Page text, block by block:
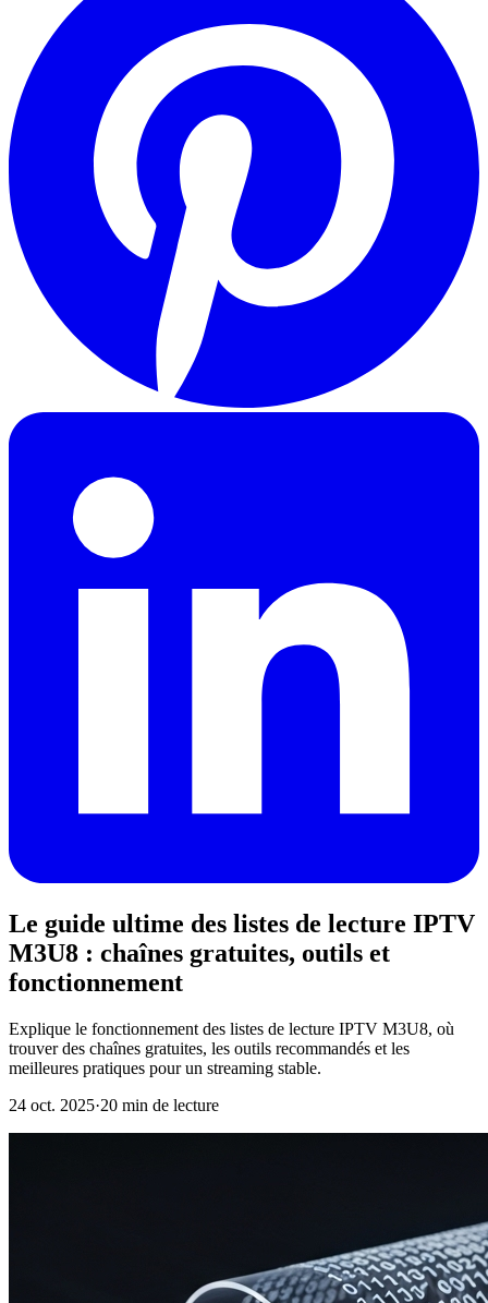
Le guide ultime des listes de lecture IPTV
M3U8 : chaînes gratuites, outils et
fonctionnement
Explique le fonctionnement des listes de lecture IPTV M3U8, où
trouver des chaînes gratuites, les outils recommandés et les
meilleures pratiques pour un streaming stable.
24 oct. 2025·20 min de lecture